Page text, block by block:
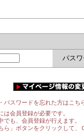
パスワ
スワードを忘れた方はこち
は会員登録が必要です。
でも、会員登録が行えます。
ら」ボタンをクリックして、